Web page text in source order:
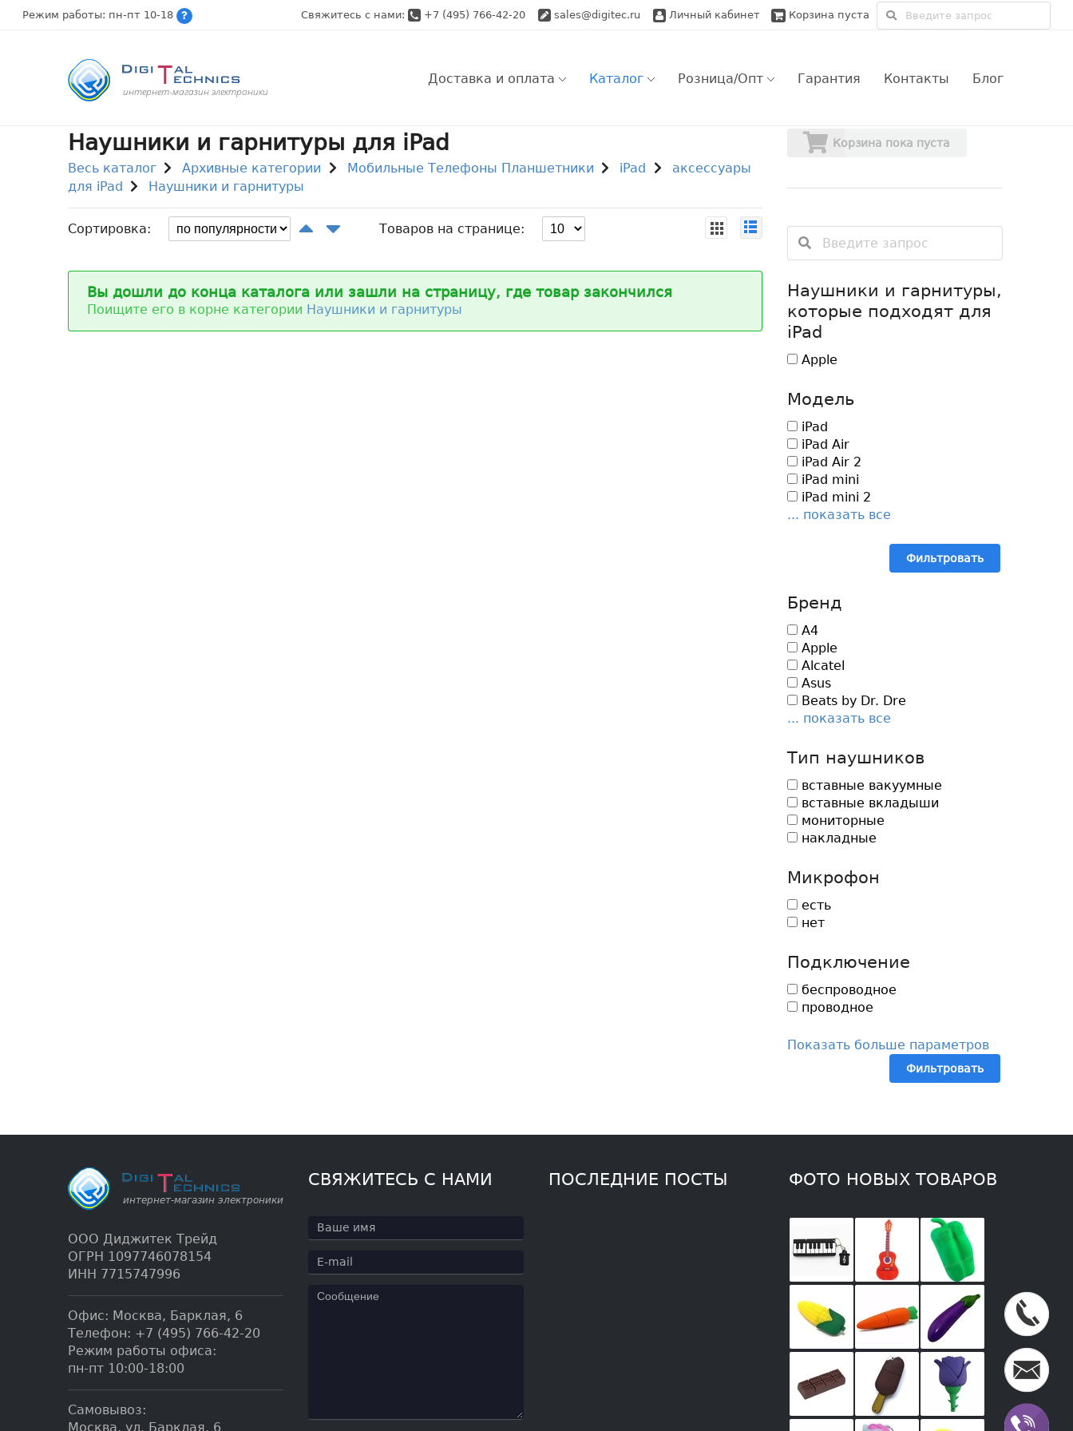
Свяжитесь с нами: +7 (495) 766-42-20 sales@digitec.ru Личный кабинет Корзина пуста
Режим работы: пн-пт 10-18
интернет-магазин электроники
Доставка и оплата
Розничный заказ
Самовывоз
Доставка по Москве
Доставка по Московской области
Оптовый заказ
Доставка по Москве
Доставка по России
Каталог Розница/Опт
Розничный заказ
Оптовый заказ
Apple оптом
Гарантия
Обмен и возврат
Контакты Блог
Наушники и гарнитуры для iPad
Весь каталог Архивные категории Мобильные Телефоны Планшетники iPad
аксессуары
для iPad
Наушники и гарнитуры
Сортировка: Товаров на странице:
Вы дошли до конца каталога или зашли на страницу, где товар закончился
Поищите его в корне категории Наушники и гарнитуры
Корзина пока пуста
Наушники и гарнитуры,
которые подходят для
iPad
Apple
Модель
iPad
iPad Air
iPad Air 2
iPad mini
iPad mini 2
... показать все
Фильтровать
Бренд
A4
Apple
Alcatel
Asus
Beats by Dr. Dre
... показать все
Тип наушников
вставные вакуумные
вставные вкладыши
мониторные
накладные
Микрофон
есть
нет
Подключение
беспроводное
проводное
Показать больше параметров
Фильтровать
ООО Диджитек Трейд
ОГРН 1097746078154
ИНН 7715747996
Офис: Москва, Барклая, 6
Телефон: +7 (495) 766-42-20
Режим работы офиса:
пн-пт 10:00-18:00
Самовывоз:
Москва, ул. Барклая, 6
СВЯЖИТЕСЬ С НАМИ ПОСЛЕДНИЕ ПОСТЫ ФОТО НОВЫХ ТОВАРОВ